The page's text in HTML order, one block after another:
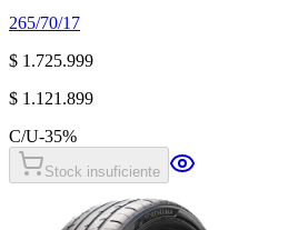
265/70/17
$ 1.725.999
$ 1.121.899
C/U-35%
Stock insuficiente